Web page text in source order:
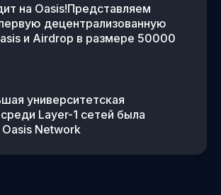
на Oasis!Представляем
децентрализованную
и Airdrop в размере 50000
университетская
Layer-1 сетей была
Network